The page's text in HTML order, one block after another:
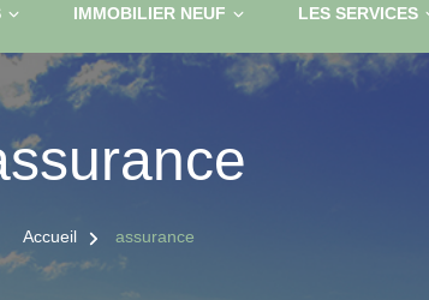
IMMOBILIER NEUF LES SERVICES
Accueil assurance